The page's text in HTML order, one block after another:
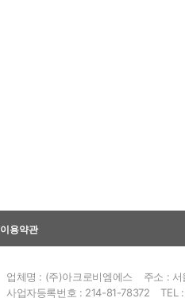
이용약관
업체명 : (주)아크로비엠에스 주소 : 서
사업자등록번호 : 214-81-78372
TEL